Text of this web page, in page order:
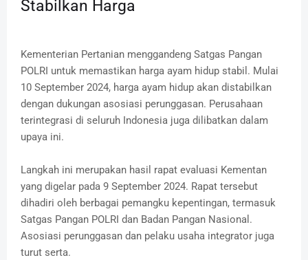
Stabilkan Harga
Kementerian Pertanian menggandeng Satgas Pangan
POLRI untuk memastikan harga ayam hidup stabil. Mulai
10 September 2024, harga ayam hidup akan distabilkan
dengan dukungan asosiasi perunggasan. Perusahaan
terintegrasi di seluruh Indonesia juga dilibatkan dalam
upaya ini.
Langkah ini merupakan hasil rapat evaluasi Kementan
yang digelar pada 9 September 2024. Rapat tersebut
dihadiri oleh berbagai pemangku kepentingan, termasuk
Satgas Pangan POLRI dan Badan Pangan Nasional.
Asosiasi perunggasan dan pelaku usaha integrator juga
turut serta.